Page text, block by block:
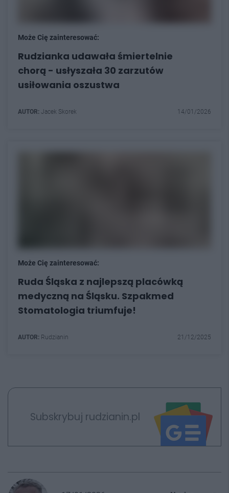
Może Cię zainteresować:
Rudzianka udawała śmiertelnie
chorą - usłyszała 30 zarzutów
usiłowania oszustwa
AUTOR: Jacek Skorek 14/01/2026
Może Cię zainteresować:
Ruda Śląska z najlepszą placówką
medyczną na Śląsku. Szpakmed
Stomatologia triumfuje!
AUTOR: Rudzianin 21/12/2025
Subskrybuj rudzianin.pl